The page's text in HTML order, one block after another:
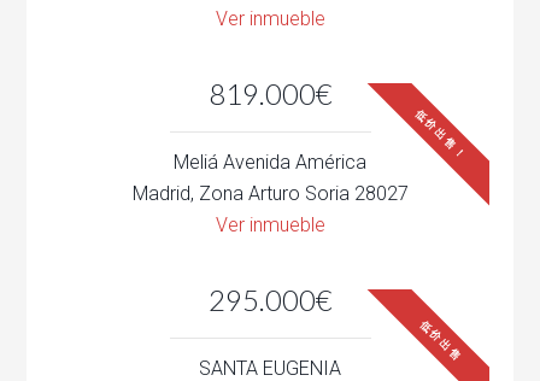
Ver inmueble
819.000€
低价出售！
Meliá Avenida América
Madrid, Zona Arturo Soria 28027
Ver inmueble
295.000€
低价出售
SANTA EUGENIA